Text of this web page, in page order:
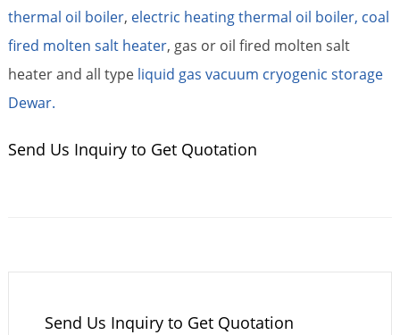
thermal oil boiler, electric heating thermal oil boiler, coal
fired molten salt heater, gas or oil fired molten salt
heater and all type liquid gas vacuum cryogenic storage
Dewar.
Send Us Inquiry to Get Quotation
Send Us Inquiry to Get Quotation